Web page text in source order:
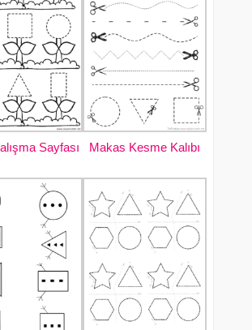
Sayfası Makas Kesme Kalıbı